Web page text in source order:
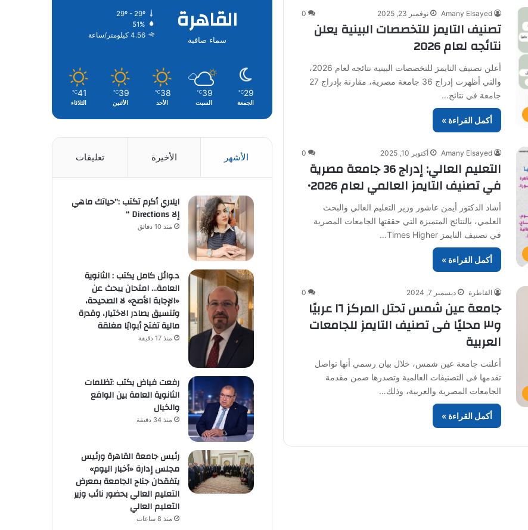
Amany Elsayed نوفمبر 23, 2025 0
تصنيف التايمز للتخصصات البينية يعلن
نتائجه لعام 2026
أعلن تصنيف التايمز للتخصصات البينية نتائجه لعام 2026،
والتي أظهرت إدراج 36 جامعة مصرية، مقارنة بإدراج 27
جامعة في نتائج…
أكمل القراءة »
Amany Elsayed أكتوبر 10, 2025 0
التعليم العالي: إدراج 36 جامعة مصرية
في تصنيف التايمز العالمي لعام 2026•
أشاد الدكتور أيمن عاشور وزير التعليم العالي والبحث
العلمي، بالنتائج المتميزة التي حققتها الجامعات المصرية
في تصنيف التايمز Times Higher…
أكمل القراءة »
القاطرة ديسمبر 7, 2024 0
جامعة عين شمس تحتل المركز ١٦ عربيًا
و٣ محليًا فى تصنيف التايمز للجامعات
العربية
أعلنت جامعة عين شمس، خلال بيان رسمي أنها تواصل
تقدمها فى التصنيفات العالمية وتصدرها ضمن مقدمة
الجامعات المصرية والعربية، وذلك…
أكمل القراءة »
القاهرة
سماء صافية
29º - 29º
51%
4.56 كيلومتر/ساعة
29
℃
الجمعة
39
℃
السبت
38
℃
الأحد
39
℃
الأثنين
41
℃
الثلاثاء
الأشهر الأخيرة تعليقات
ايلاري أكرم تكتب :”حياتك ماهي
إلا Directions “
منذ 10 دقائق
د.وائل كامل يكتب : الثانوية
العامة… امتحان يبحث عن
«الإجابة الأصح» لا الصحيحة،
وتنسيق يصادر الاختيار، وقدرة
مالية تفتح أبوابًا مغلقة
منذ 17 دقيقة
رفعت فياض يكتب :تظلمات
الثانوية العامة بين الواقع
والخيال
منذ 34 دقيقة
رئيس جامعة القاهرة ورئيس
مجلس إدارة «أخبار اليوم»
يتفقدان جناح الجامعة بمعرض
التعليم العالي بحضور نائب وزير
التعليم العالي
منذ 8 ساعات